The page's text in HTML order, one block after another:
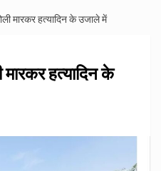
मारकर हत्यादिन के उजाले में
हत्यादिन के